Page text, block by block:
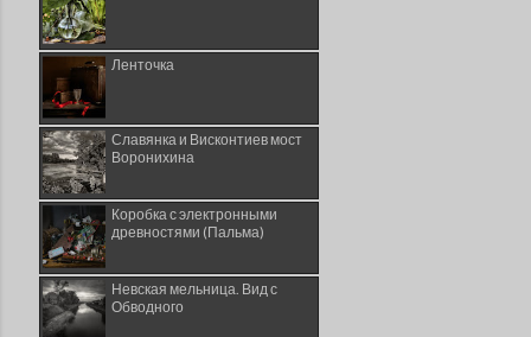
Ленточка
Славянка и Висконтиев мост
Воронихина
Коробка с электронными
древностями (Пальма)
Невская мельница. Вид с
Обводного